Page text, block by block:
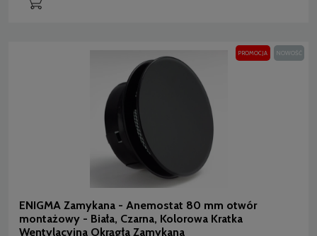
ENIGMA Zamykana - Anemostat 80 mm otwór
montażowy - Biała, Czarna, Kolorowa Kratka
Wentylacyjna Okrągła Zamykana
PROMOCJA NOWOŚĆ